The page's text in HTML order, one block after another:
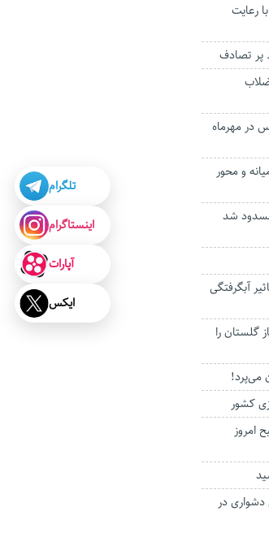
رعایت
پر تصادف
در مهرماه
و محور
مسدود شد
تاثیر آبگرفتگی
گلستان را
می‌پرد!
کشور
امروز
در
تلگرام
اینستاگرام
آپارات
ایکس